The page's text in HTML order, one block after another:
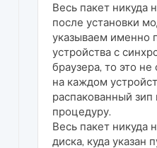
Весь пакет никуда
после установки
указываем именно
устройства с
браузера, то это
на каждом
распакованный
процедуру.
Весь пакет никуда
диска, куда указан